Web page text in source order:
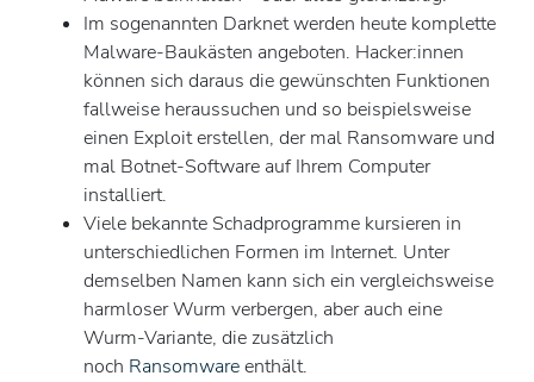
Im sogenannten Darknet werden heute komplette
Malware-Baukästen angeboten. Hacker:innen
können sich daraus die gewünschten Funktionen
fallweise heraussuchen und so beispielsweise
einen Exploit erstellen, der mal Ransomware und
mal Botnet-Software auf Ihrem Computer
installiert.
Viele bekannte Schadprogramme kursieren in
unterschiedlichen Formen im Internet. Unter
demselben Namen kann sich ein vergleichsweise
harmloser Wurm verbergen, aber auch eine
Wurm-Variante, die zusätzlich
noch Ransomwareenthält.